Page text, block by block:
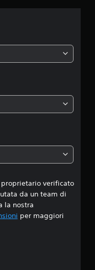
e
d
a
d
i
.
verificato
da un team di
la nostra
per maggiori